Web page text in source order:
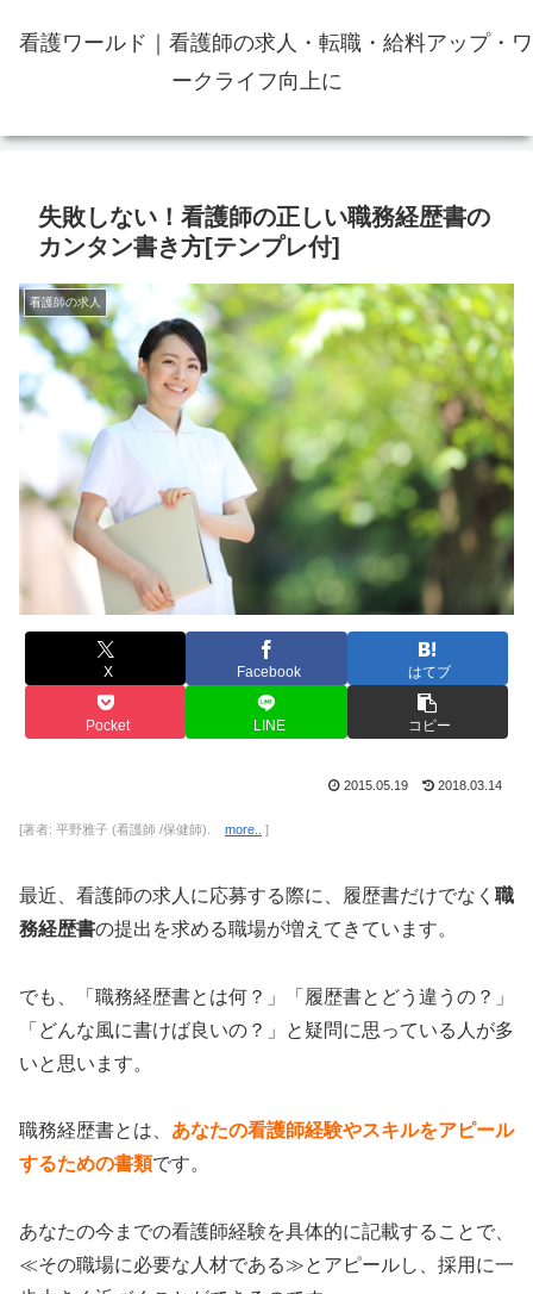
看護ワールド｜看護師の求人・転職・給料アップ・ワ
ークライフ向上に
失敗しない！看護師の正しい職務経歴書の
カンタン書き方[テンプレ付]
看護師の求人
X Facebook はてブ
Pocket LINE コピー
2015.05.19 2018.03.14
[著者: 平野雅子 (看護師 /保健師). more.. ]
最近、看護師の求人に応募する際に、履歴書だけでなく 職
務経歴書の提出を求める職場が増えてきています。
でも、「職務経歴書とは何？」「履歴書とどう違うの？」
「どんな風に書けば良いの？」と疑問に思っている人が多
いと思います。
職務経歴書とは、 あなたの看護師経験やスキルをアピール
するための書類です。
あなたの今までの看護師経験を具体的に記載することで、
≪その職場に必要な人材である≫とアピールし、採用に一